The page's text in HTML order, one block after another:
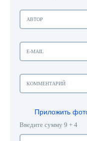
Приложить
Введите сумму 9 + 4